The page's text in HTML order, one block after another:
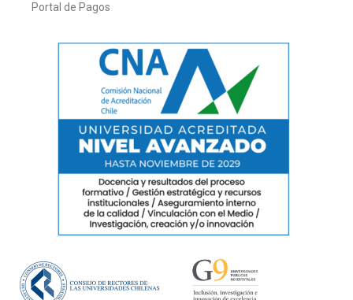
Portal de Pagos